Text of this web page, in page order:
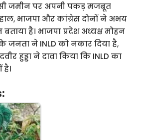
जमीन पर अपनी पकड़ मजबूत
भाजपा और कांग्रेस दोनों ने अभय
है। भाजपा प्रदेश अध्यक्ष मोहन
जनता ने INLD को नकार दिया है,
हुड्डा ने दावा किया कि INLD का